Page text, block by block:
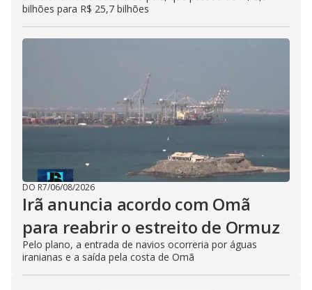
bilhões para R$ 25,7 bilhões
DO R7/06/08/2026
Irã anuncia acordo com Omã
para reabrir o estreito de Ormuz
Pelo plano, a entrada de navios ocorreria por águas
iranianas e a saída pela costa de Omã